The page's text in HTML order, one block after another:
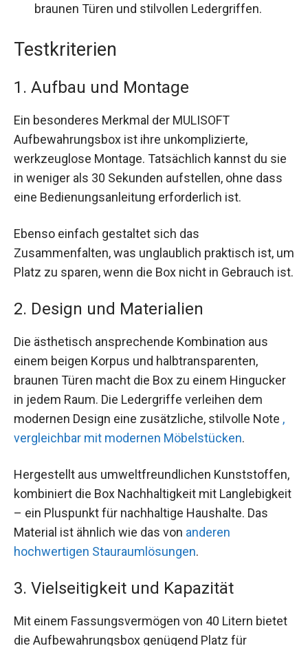
braunen Türen und stilvollen Ledergriffen.
Testkriterien
1. Aufbau und Montage
Ein besonderes Merkmal der MULISOFT
Aufbewahrungsbox ist ihre unkomplizierte,
werkzeuglose Montage. Tatsächlich kannst du sie
in weniger als 30 Sekunden aufstellen, ohne dass
eine Bedienungsanleitung erforderlich ist.
Ebenso einfach gestaltet sich das
Zusammenfalten, was unglaublich praktisch ist, um
Platz zu sparen, wenn die Box nicht in Gebrauch ist.
2. Design und Materialien
Die ästhetisch ansprechende Kombination aus
einem beigen Korpus und halbtransparenten,
braunen Türen macht die Box zu einem Hingucker
in jedem Raum. Die Ledergriffe verleihen dem
modernen Design eine zusätzliche, stilvolle Note ,
vergleichbar mit modernen Möbelstücken.
Hergestellt aus umweltfreundlichen Kunststoffen,
kombiniert die Box Nachhaltigkeit mit Langlebigkeit
– ein Pluspunkt für nachhaltige Haushalte. Das
Material ist ähnlich wie das von anderen
hochwertigen Stauraumlösungen.
3. Vielseitigkeit und Kapazität
Mit einem Fassungsvermögen von 40 Litern bietet
die Aufbewahrungsbox genügend Platz für